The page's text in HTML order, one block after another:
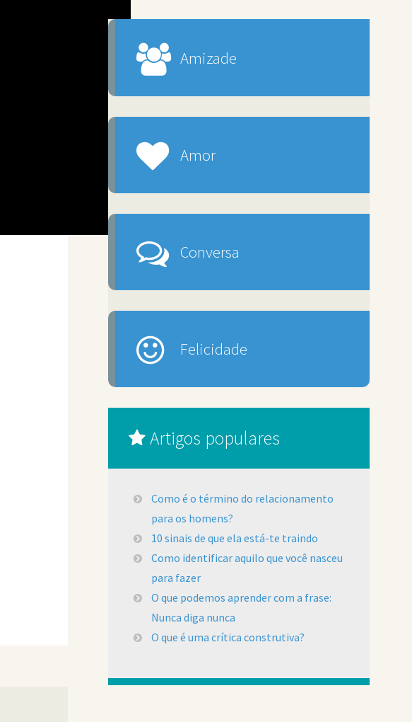
Amizade
Amor
Conversa
Felicidade
Artigos populares
Como é o término do relacionamento
para os homens?
10 sinais de que ela está-te traindo
Como identificar aquilo que você nasceu
para fazer
O que podemos aprender com a frase:
Nunca diga nunca
O que é uma crítica construtiva?